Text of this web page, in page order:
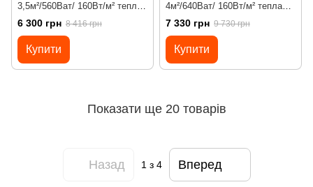
3,5м²/560Ват/ 160Вт/м² тепла
підлога під плитку з
програмованим
терморегулятором Х45
6 300 грн 8 416 грн
Купити
4м²/640Ват/ 160Вт/м² тепла
підлога під плитку з
програмованим
терморегулятором Х65 Wi-Fi
7 330 грн 9 730 грн
Купити
Показати ще 20 товарів
Назад 1з 4 Вперед